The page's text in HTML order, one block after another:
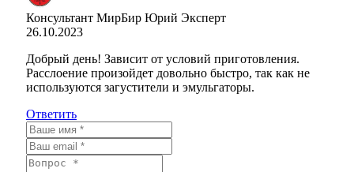
Консультант МирБир Юрий Эксперт
26.10.2023
Добрый день! Зависит от условий приготовления.
Расслоение произойдет довольно быстро, так как не
используются загустители и эмульгаторы.
Ответить